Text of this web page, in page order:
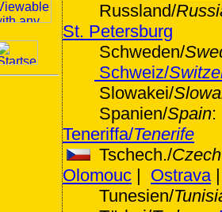
Russland/
St. Petersburg
Schweden/
Schweiz/
Slowakei/
Spanien/Spain
Teneriffa/Tenerife
Tschech./Czech
Olomouc | Ostrava
Tunesien/